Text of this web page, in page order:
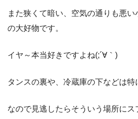
また狭くて暗い、空気の通りも悪い
の大好物です。
イヤ～本当好きですよね(;´∀｀)
タンスの裏や、冷蔵庫の下などは特
なので見逃したらそういう場所にス